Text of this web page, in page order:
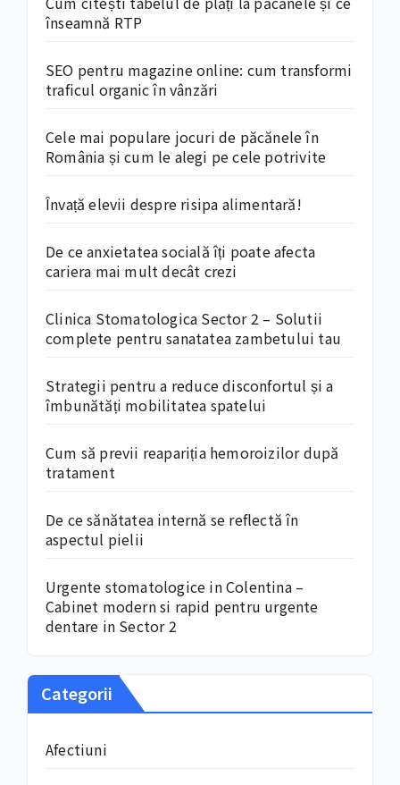
înseamnă RTP
SEO pentru magazine online: cum transformi
traficul organic în vânzări
Cele mai populare jocuri de păcănele în
România și cum le alegi pe cele potrivite
Învață elevii despre risipa alimentară!
De ce anxietatea socială îți poate afecta
cariera mai mult decât crezi
Clinica Stomatologica Sector 2 – Solutii
complete pentru sanatatea zambetului tau
Strategii pentru a reduce disconfortul și a
îmbunătăți mobilitatea spatelui
Cum să previi reapariția hemoroizilor după
tratament
De ce sănătatea internă se reflectă în
aspectul pielii
Urgente stomatologice in Colentina –
Cabinet modern si rapid pentru urgente
dentare in Sector 2
Categorii
Afectiuni